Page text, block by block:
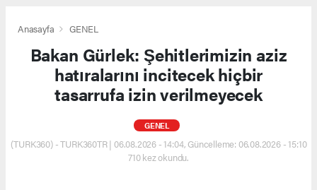
Anasayfa GENEL
Bakan Gürlek: Şehitlerimizin aziz
hatıralarını incitecek hiçbir
tasarrufa izin verilmeyecek
GENEL
(TURK360) - TURK360TR | 06.08.2026 - 14:04, Güncelleme: 06.08.2026 - 15:10
710 kez okundu.